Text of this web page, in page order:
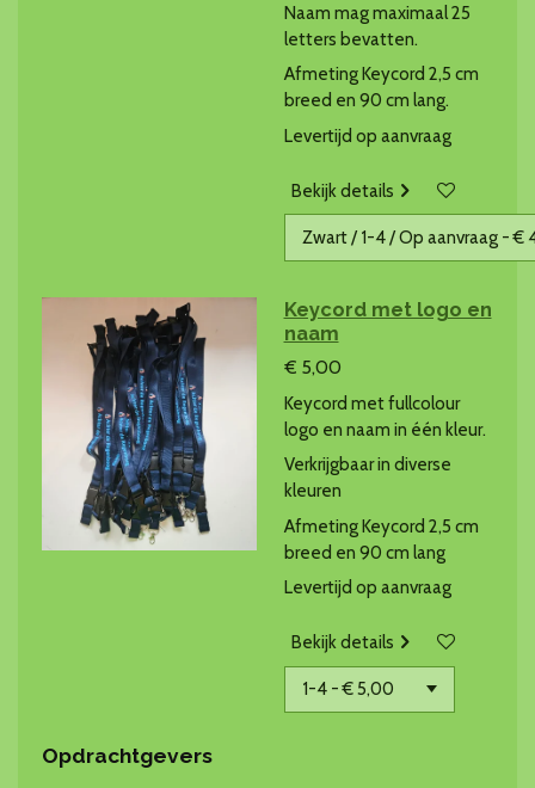
Naam mag maximaal 25
letters bevatten.
Afmeting Keycord 2,5 cm
breed en 90 cm lang.
Levertijd op aanvraag
Bekijk details
Keycord met logo en
naam
€ 5,00
Keycord met fullcolour
logo en naam in één kleur.
Verkrijgbaar in diverse
kleuren
Afmeting Keycord 2,5 cm
breed en 90 cm lang
Levertijd op aanvraag
Bekijk details
Opdrachtgevers